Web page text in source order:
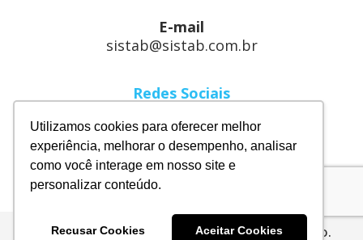
Utilizamos cookies para oferecer melhor
experiência, melhorar o desempenho, analisar
como você interage em nosso site e
personalizar conteúdo.
Recusar Cookies Aceitar Cookies
E-mail
sistab@sistab.com.br
Redes Sociais
Linkedin
Instagram
Facebook
Sistab Energia. Feito com no Rio de Janeiro.